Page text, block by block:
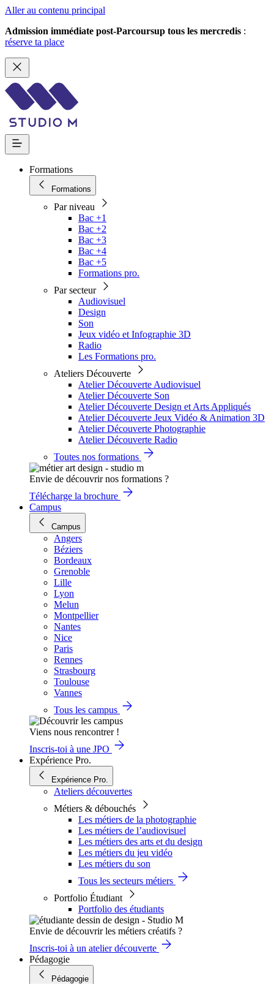
Aller au contenu principal
Admission immédiate post-Parcoursup tous les mercredis :
réserve ta place
Formations
Formations
Par niveau
Bac +1
Bac +2
Bac +3
Bac +4
Bac +5
Formations pro.
Par secteur
Audiovisuel
Design
Son
Jeux vidéo et Infographie 3D
Radio
Les Formations pro.
Ateliers Découverte
Atelier Découverte Audiovisuel
Atelier Découverte Son
Atelier Découverte Design et Arts Appliqués
Atelier Découverte Jeux Vidéo & Animation 3D
Atelier Découverte Photographie
Atelier Découverte Radio
Toutes nos formations
Envie de découvrir nos formations ?
Télécharge la brochure
Campus
Campus
Angers
Béziers
Bordeaux
Grenoble
Lille
Lyon
Melun
Montpellier
Nantes
Nice
Paris
Rennes
Strasbourg
Toulouse
Vannes
Tous les campus
Viens nous rencontrer !
Inscris-toi à une JPO
Expérience Pro.
Expérience Pro.
Ateliers découvertes
Métiers & débouchés
Les métiers de la photographie
Les métiers de l’audiovisuel
Les métiers des arts et du design
Les métiers du jeu vidéo
Les métiers du son
Tous les secteurs métiers
Portfolio Étudiant
Portfolio des étudiants
Envie de découvrir les métiers créatifs ?
Inscris-toi à un atelier découverte
Pédagogie
Pédagogie